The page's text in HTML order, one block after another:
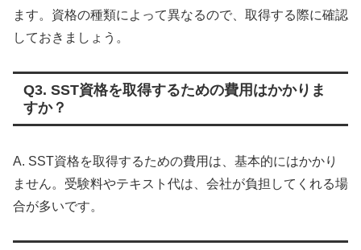
ます。資格の種類によって異なるので、取得する際に確認
しておきましょう。
Q3. SST資格を取得するための費用はかかりま
すか？
A. SST資格を取得するための費用は、基本的にはかかり
ません。受験料やテキスト代は、会社が負担してくれる場
合が多いです。